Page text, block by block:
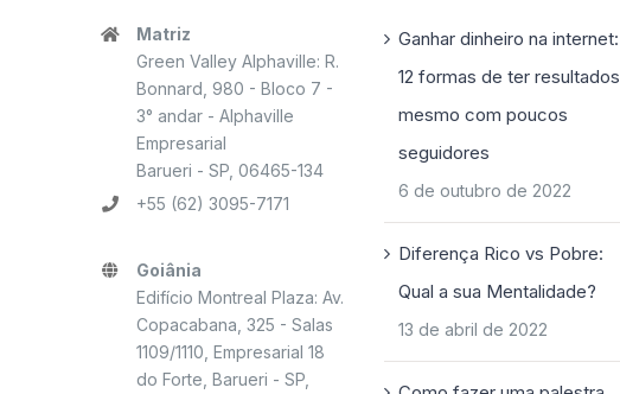
Matriz
Green Valley Alphaville: R.
Bonnard, 980 - Bloco 7 -
3° andar - Alphaville
Empresarial
Barueri - SP, 06465-134
+55 (62) 3095-7171
Goiânia
Edifício Montreal Plaza: Av.
Copacabana, 325 - Salas
1109/1110, Empresarial 18
do Forte, Barueri - SP,
Ganhar dinheiro na internet:
12 formas de ter resultados
mesmo com poucos
seguidores
6 de outubro de 2022
Diferença Rico vs Pobre:
Qual a sua Mentalidade?
13 de abril de 2022